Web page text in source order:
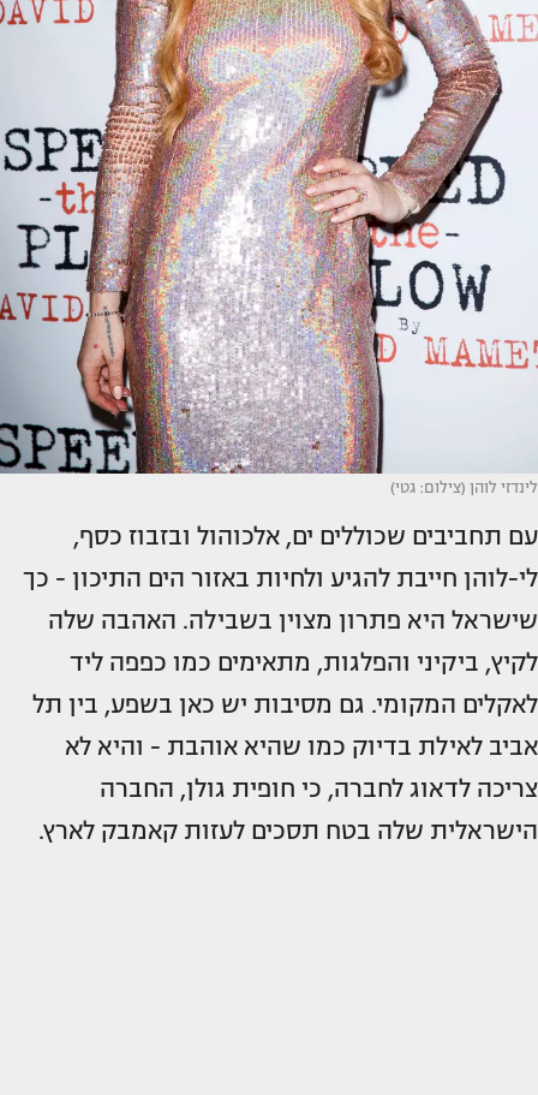
לינדזי לוהן (צילום: גטי)
עם תחביבים שכוללים ים, אלכוהול ובזבוז כסף,
לי-לוהן חייבת להגיע ולחיות באזור הים התיכון - כך
שישראל היא פתרון מצוין בשבילה. האהבה שלה
לקיץ, ביקיני והפלגות, מתאימים כמו כפפה ליד
לאקלים המקומי. גם מסיבות יש כאן בשפע, בין תל
אביב לאילת בדיוק כמו שהיא אוהבת - והיא לא
צריכה לדאוג לחברה, כי חופית גולן, החברה
הישראלית שלה בטח תסכים לעזות קאמבק לארץ.